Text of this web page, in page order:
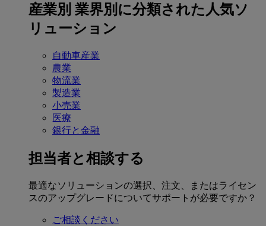
産業別 業界別に分類された人気ソ
リューション
自動車産業
農業
物流業
製造業
小売業
医療
銀行と金融
担当者と相談する
最適なソリューションの選択、注文、またはライセン
スのアップグレードについてサポートが必要ですか？
ご相談ください